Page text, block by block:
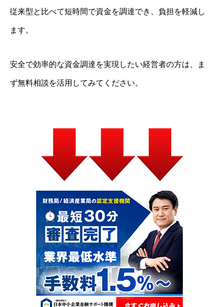
従来型と比べて短時間で資金を調達でき、負担を軽減し
ます。
安全で効率的な資金調達を実現したい経営者の方は、ま
ず無料相談を活用してみてください。